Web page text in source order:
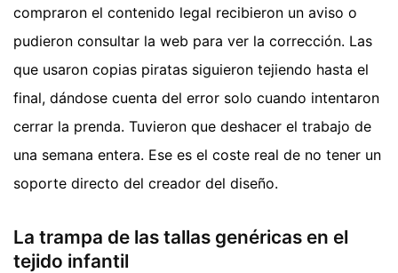
compraron el contenido legal recibieron un aviso o
pudieron consultar la web para ver la corrección. Las
que usaron copias piratas siguieron tejiendo hasta el
final, dándose cuenta del error solo cuando intentaron
cerrar la prenda. Tuvieron que deshacer el trabajo de
una semana entera. Ese es el coste real de no tener un
soporte directo del creador del diseño.
La trampa de las tallas genéricas en el
tejido infantil